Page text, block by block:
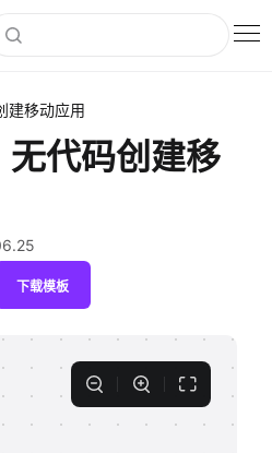
建移动应用
代码创建移
下载模板